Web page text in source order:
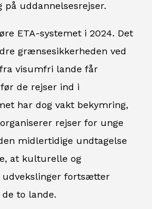
uddannelsesrejser.
ETA-systemet i 2024. Det
grænsesikkerheden ved
visumfri lande får
de rejser ind i
har dog vakt bekymring,
rejser for unge
midlertidige undtagelse
at kulturelle og
udvekslinger fortsætter
to lande.